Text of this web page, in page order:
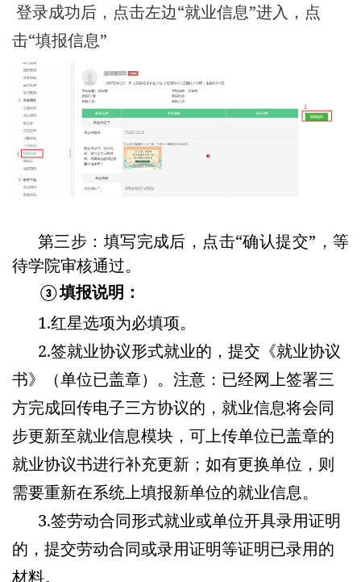
登录成功后，点击左边“就业信息”进入，点
击“填报信息”
第三步：填写完成后，点击“确认提交”，等
待学院审核通过。
③填报说明：
1.红星选项为必填项。
2.签就业协议形式就业的，提交《就业协议
书》（单位已盖章）。注意：已经网上签署三
方完成回传电子三方协议的，就业信息将会同
步更新至就业信息模块，可上传单位已盖章的
就业协议书进行补充更新；如有更换单位，则
需要重新在系统上填报新单位的就业信息。
3.签劳动合同形式就业或单位开具录用证明
的，提交劳动合同或录用证明等证明已录用的
材料。